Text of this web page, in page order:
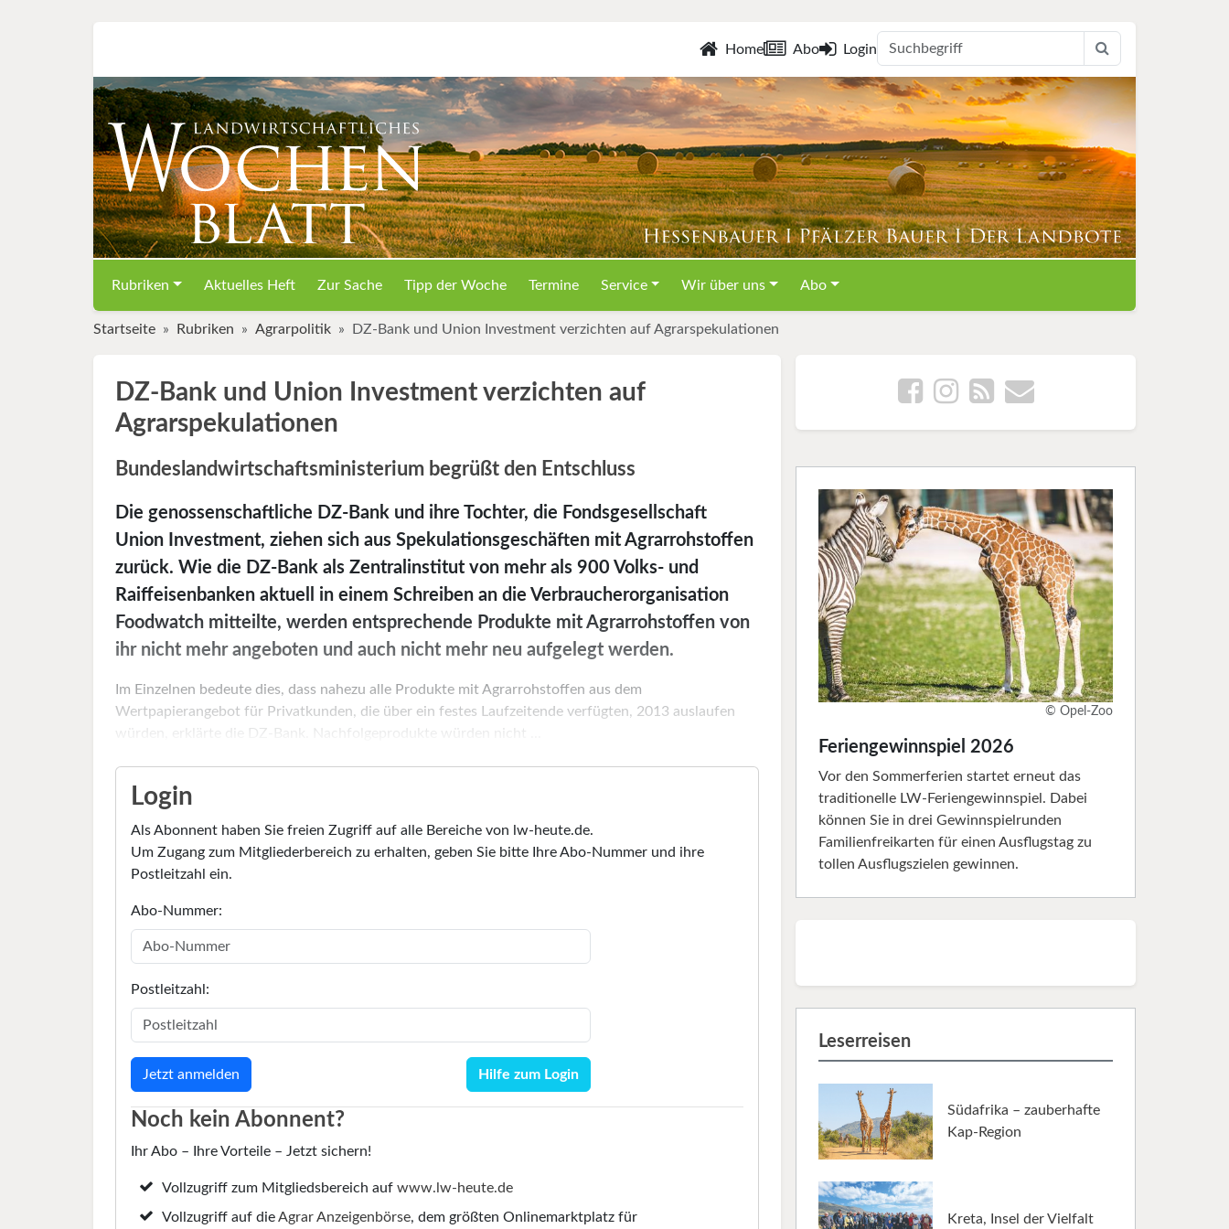
Home Abo Login
Rubriken Aktuelles Heft Zur Sache Tipp der Woche Termine Service Wir über uns Abo
Startseite Rubriken Agrarpolitik DZ-Bank und Union Investment verzichten auf Agrarspekulationen
DZ-Bank und Union Investment verzichten auf
Agrarspekulationen
Bundeslandwirtschaftsministerium begrüßt den Entschluss
Die genossenschaftliche DZ-Bank und ihre Tochter, die Fondsgesellschaft
Union Investment, ziehen sich aus Spekulationsgeschäften mit Agrarrohstoffen
zurück. Wie die DZ-Bank als Zentralinstitut von mehr als 900 Volks- und
Raiffeisenbanken aktuell in einem Schreiben an die Verbraucherorganisation
Foodwatch mitteilte, werden entsprechende Produkte mit Agrarrohstoffen von
ihr nicht mehr angeboten und auch nicht mehr neu aufgelegt werden.
Im Einzelnen bedeute dies, dass nahezu alle Produkte mit Agrarrohstoffen aus dem
Wertpapierangebot für Privatkunden, die über ein festes Laufzeitende verfügten, 2013 auslaufen
würden, erklärte die DZ-Bank. Nachfolgeprodukte würden nicht ...
Login
Als Abonnent haben Sie freien Zugriff auf alle Bereiche von lw-heute.de.
Um Zugang zum Mitgliederbereich zu erhalten, geben Sie bitte Ihre Abo-Nummer und ihre
Postleitzahl ein.
Abo-Nummer:
Postleitzahl:
Hilfe zum Login
Noch kein Abonnent?
Ihr Abo – Ihre Vorteile – Jetzt sichern!
Vollzugriff zum Mitgliedsbereich aufwww.lw-heute.de
Vollzugriff auf dieAgrar Anzeigenbörse, dem größten Onlinemarktplatz für
© Opel-Zoo
Feriengewinnspiel 2026
Vor den Sommerferien startet erneut das
traditionelle LW-Feriengewinnspiel. Dabei
können Sie in drei Gewinnspielrunden
Familienfreikarten für einen Ausflugstag zu
tollen Ausflugszielen gewinnen.
Leserreisen
Südafrika – zauberhafte
Kap-Region
Kreta, Insel der Vielfalt